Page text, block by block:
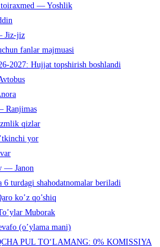
toiraxmed — Yoshlik
Jiz-jiz
fanlar majmuasi
2027: Hujjat topshirish boshlandi
Ranjimas
qizlar
yor
— Janon
turdagi shahodatnomalar beriladi
ko’z qo’shiq
Muborak
(o’ylama mani)
PUL TO‘LAMANG: 0% KOMISSIYA